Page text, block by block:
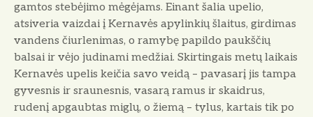
gamtos stebėjimo mėgėjams. Einant šalia upelio,
atsiveria vaizdai į Kernavės apylinkių šlaitus, girdimas
vandens čiurlenimas, o ramybę papildo paukščių
balsai ir vėjo judinami medžiai. Skirtingais metų laikais
Kernavės upelis keičia savo veidą – pavasarį jis tampa
gyvesnis ir sraunesnis, vasarą ramus ir skaidrus,
rudenį apgaubtas miglų, o žiemą – tylus, kartais tik po